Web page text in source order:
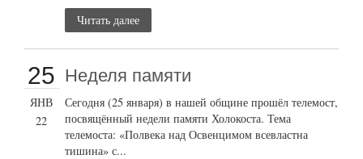
Читать далее
25
ЯНВ
22
Неделя памяти
Сегодня (25 января) в нашей общине прошёл телемост,
посвящённый недели памяти Холокоста. Тема
телемоста: «Полвека над Освенцимом всевластна
тишина» с...